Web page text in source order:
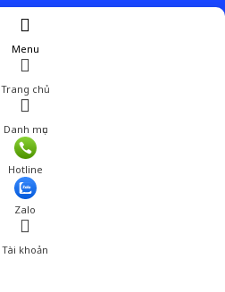
Menu
Trang chủ
Danh mục
Hotline
Zalo
Tài khoản